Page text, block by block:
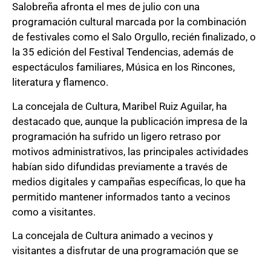
Salobreña afronta el mes de julio con una
programación cultural marcada por la combinación
de festivales como el Salo Orgullo, recién finalizado, o
la 35 edición del Festival Tendencias, además de
espectáculos familiares, Música en los Rincones,
literatura y flamenco.
La concejala de Cultura, Maribel Ruiz Aguilar, ha
destacado que, aunque la publicación impresa de la
programación ha sufrido un ligero retraso por
motivos administrativos, las principales actividades
habían sido difundidas previamente a través de
medios digitales y campañas específicas, lo que ha
permitido mantener informados tanto a vecinos
como a visitantes.
La concejala de Cultura animado a vecinos y
visitantes a disfrutar de una programación que se